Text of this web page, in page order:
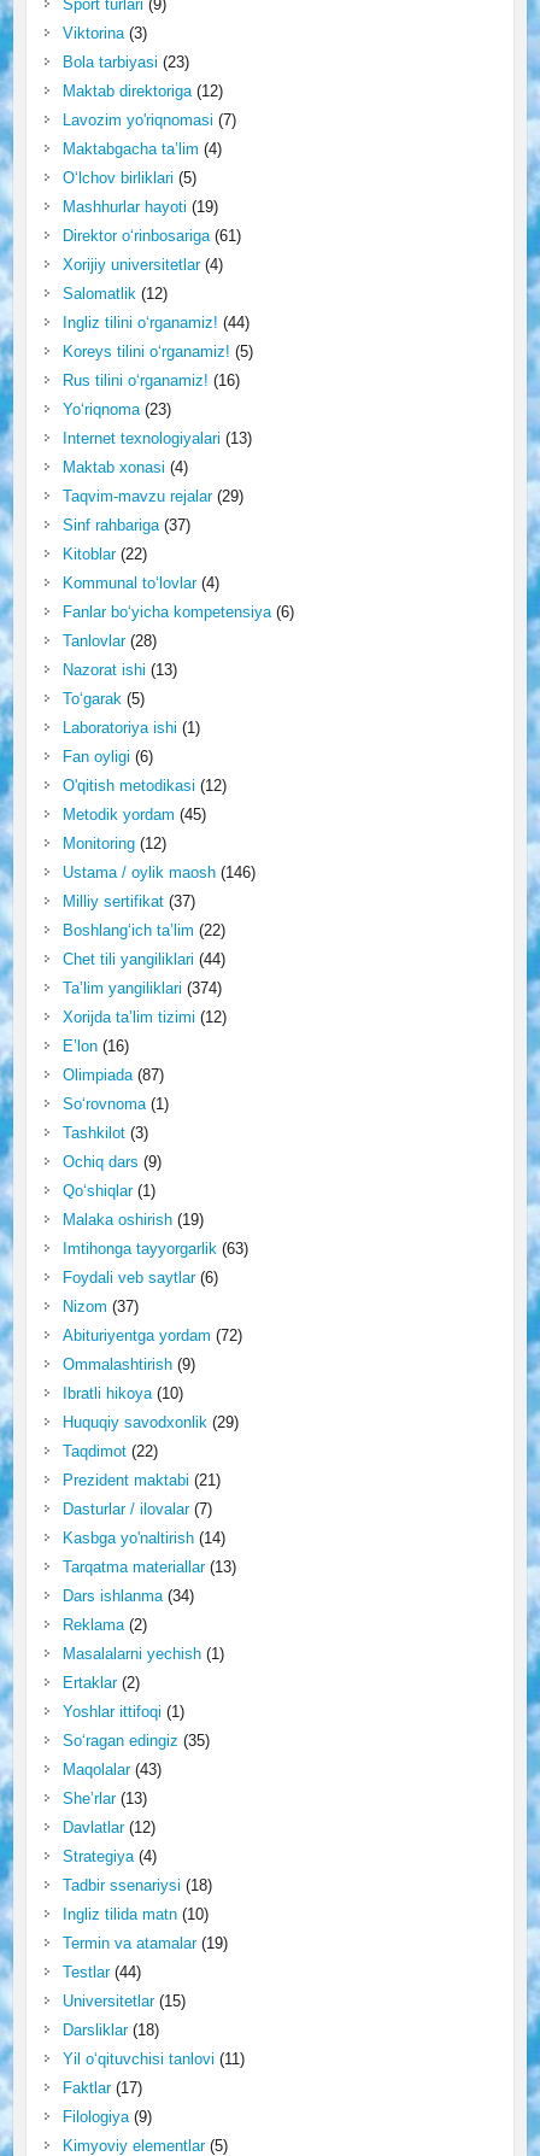
Sport turlari (9)
Viktorina(3)
Bola tarbiyasi (23)
Maktab direktoriga(12)
Lavozim yo'riqnomasi (7)
Maktabgacha ta’lim (4)
O‘lchov birliklari (5)
Mashhurlar hayoti (19)
Direktor o‘rinbosariga(61)
Xorijiy universitetlar(4)
Salomatlik (12)
Ingliz tilini o‘rganamiz! (44)
Koreys tilini o‘rganamiz! (5)
Rus tilini o‘rganamiz! (16)
Yo‘riqnoma(23)
Internet texnologiyalari (13)
Maktab xonasi (4)
Taqvim-mavzu rejalar(29)
Sinf rahbariga(37)
Kitoblar(22)
Kommunal to‘lovlar(4)
Fanlar bo‘yicha kompetensiya(6)
Tanlovlar(28)
Nazorat ishi (13)
To‘garak (5)
Laboratoriya ishi (1)
Fan oyligi (6)
O'qitish metodikasi (12)
Metodik yordam (45)
Monitoring(12)
Ustama / oylik maosh(146)
Milliy sertifikat(37)
Boshlang‘ich ta’lim (22)
Chet tili yangiliklari (44)
Ta’lim yangiliklari (374)
Xorijda ta’lim tizimi (12)
E’lon(16)
Olimpiada(87)
So‘rovnoma(1)
Tashkilot(3)
Ochiq dars (9)
Qo‘shiqlar(1)
Malaka oshirish(19)
Imtihonga tayyorgarlik (63)
Foydali veb saytlar(6)
Nizom (37)
Abituriyentga yordam (72)
Ommalashtirish(9)
Ibratli hikoya(10)
Huquqiy savodxonlik (29)
Taqdimot(22)
Prezident maktabi (21)
Dasturlar / ilovalar(7)
Kasbga yo'naltirish(14)
Tarqatma materiallar(13)
Dars ishlanma(34)
Reklama(2)
Masalalarni yechish(1)
Ertaklar(2)
Yoshlar ittifoqi (1)
So‘ragan edingiz (35)
Maqolalar(43)
She’rlar(13)
Davlatlar(12)
Strategiya(4)
Tadbir ssenariysi (18)
Ingliz tilida matn(10)
Termin va atamalar(19)
Testlar(44)
Universitetlar(15)
Darsliklar(18)
Yil o‘qituvchisi tanlovi (11)
Faktlar(17)
Filologiya(9)
Kimyoviy elementlar(5)